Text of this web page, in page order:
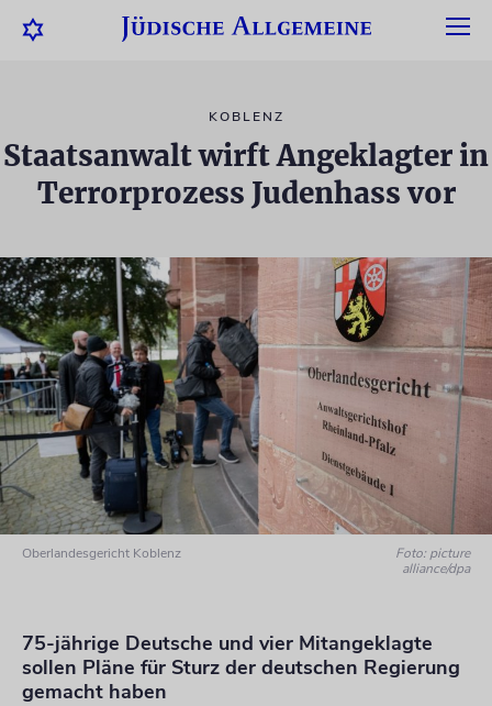
KOBLENZ
Staatsanwalt wirft Angeklagter in
Terrorprozess Judenhass vor
Oberlandesgericht Koblenz
Foto: picture
alliance/dpa
75-jährige Deutsche und vier Mitangeklagte
sollen Pläne für Sturz der deutschen Regierung
gemacht haben